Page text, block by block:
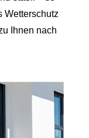
Wetterschutz
Ihnen nach